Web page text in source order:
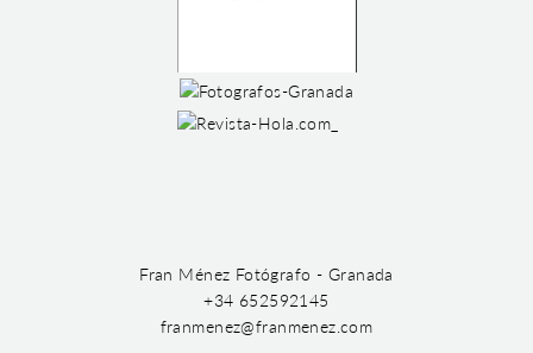
Fran Ménez Fotógrafo - Granada
+34 652592145
franmenez@franmenez.com